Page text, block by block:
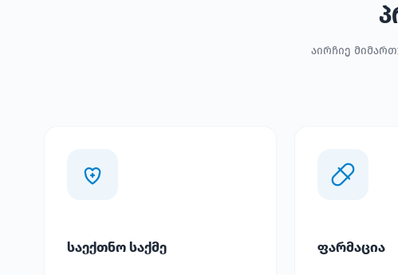
აირჩიე
საექთნო საქმე ფარმაცია